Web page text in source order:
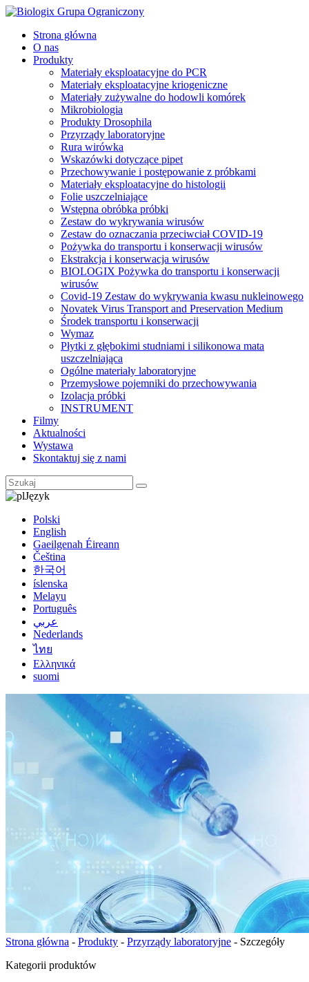
Strona główna
O nas
Produkty
Materiały eksploatacyjne do PCR
Materiały eksploatacyjne kriogeniczne
Materiały zużywalne do hodowli komórek
Mikrobiologia
Produkty Drosophila
Przyrządy laboratoryjne
Rura wirówka
Wskazówki dotyczące pipet
Przechowywanie i postępowanie z próbkami
Materiały eksploatacyjne do histologii
Folie uszczelniające
Wstępna obróbka próbki
Zestaw do wykrywania wirusów
Zestaw do oznaczania przeciwciał COVID-19
Pożywka do transportu i konserwacji wirusów
Ekstrakcja i konserwacja wirusów
BIOLOGIX Pożywka do transportu i konserwacji
wirusów
Covid-19 Zestaw do wykrywania kwasu nukleinowego
Novatek Virus Transport and Preservation Medium
Środek transportu i konserwacji
Wymaz
Płytki z głębokimi studniami i silikonowa mata
uszczelniająca
Ogólne materiały laboratoryjne
Przemysłowe pojemniki do przechowywania
Izolacja próbki
INSTRUMENT
Filmy
Aktualności
Wystawa
Skontaktuj się z nami
Język
Polski
English
Gaeilgenah Éireann
Čeština
한국어
íslenska
Melayu
Português
عربي
Nederlands
ไทย
Ελληνικά
suomi
Strona główna - Produkty - Przyrządy laboratoryjne - Szczegóły
Kategorii produktów